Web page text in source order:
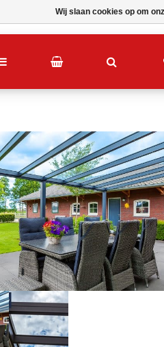
Wij slaan cookies op om